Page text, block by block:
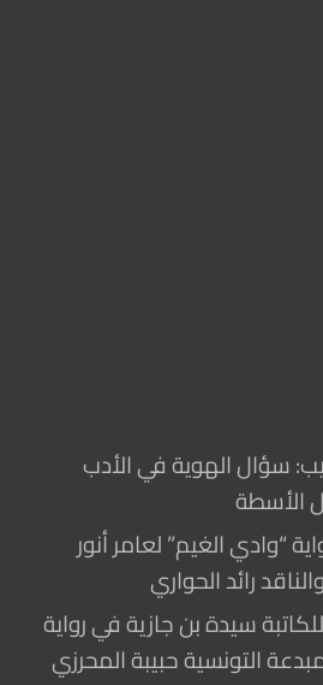
سؤال الهوية في الأدب
الأسطة
“وادي الغيم” لعامر أنور
رائد الحواري
سيدة بن جازية في رواية
التونسية حبيبة المحرزي